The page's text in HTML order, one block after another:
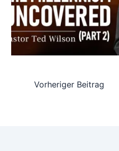
Vorheriger Beitrag